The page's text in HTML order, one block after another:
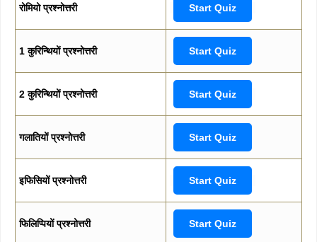
रोमियो प्रश्नोत्तरी Start Quiz
1 कुरिन्थियों प्रश्नोत्तरी Start Quiz
2 कुरिन्थियों प्रश्नोत्तरी Start Quiz
गलातियों प्रश्नोत्तरी Start Quiz
इफिसियों प्रश्नोत्तरी Start Quiz
फिलिप्पियों प्रश्नोत्तरी Start Quiz